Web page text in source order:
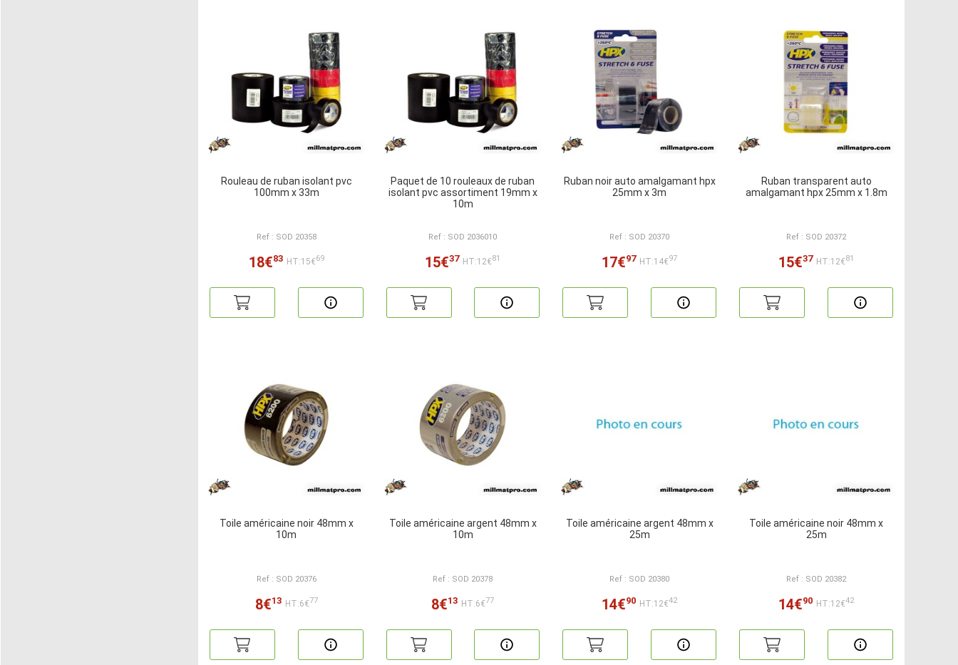
Rouleau de ruban isolant pvc
100mm x 33m
Ref : SOD 20358
18€83 HT:15€69
Paquet de 10 rouleaux de ruban
isolant pvc assortiment 19mm x
10m
Ref : SOD 2036010
15€37 HT:12€81
Ruban noir auto amalgamant hpx
25mm x 3m
Ref : SOD 20370
17€97 HT:14€97
Ruban transparent auto
amalgamant hpx 25mm x 1.8m
Ref : SOD 20372
15€37 HT:12€81
Toile américaine noir 48mm x
10m
Ref : SOD 20376
8€13 HT:6€77
Toile américaine argent 48mm x
10m
Ref : SOD 20378
8€13 HT:6€77
Toile américaine argent 48mm x
25m
Ref : SOD 20380
14€90 HT:12€42
Toile américaine noir 48mm x
25m
Ref : SOD 20382
14€90 HT:12€42